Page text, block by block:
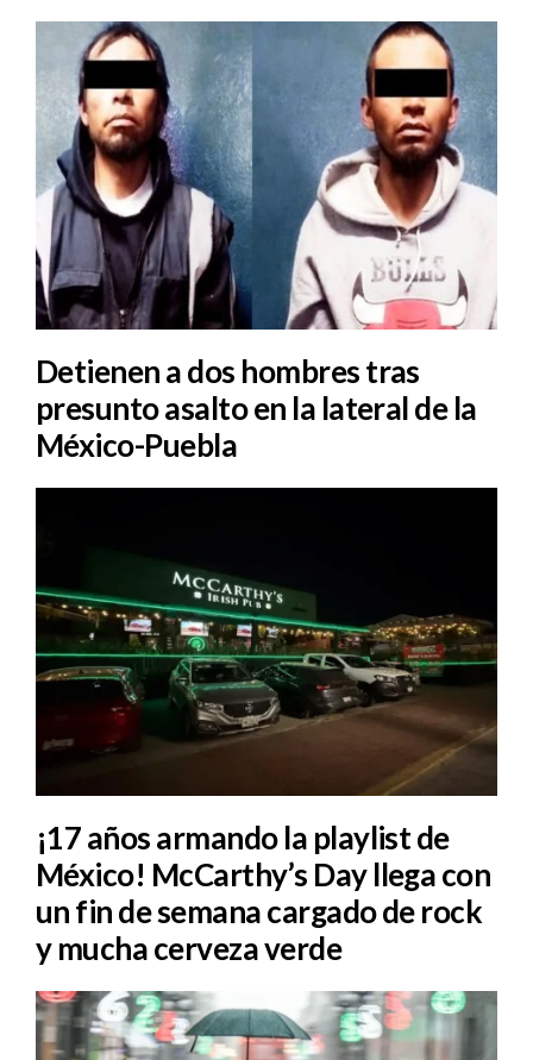
Detienen a dos hombres tras
presunto asalto en la lateral de la
México-Puebla
¡17 años armando la playlist de
México! McCarthy’s Day llega con
un fin de semana cargado de rock
y mucha cerveza verde